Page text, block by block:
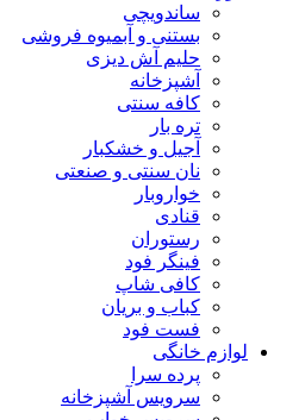
ساندویچی
بستنی و آبمیوه فروشی
حلیم آش دیزی
آشپزخانه
کافه سنتی
تره بار
آجیل و خشکبار
نان سنتی و صنعتی
خواروبار
قنادی
رستوران
فینگر فود
کافی شاپ
کباب و بریان
فست فود
لوازم خانگی
پرده سرا
سرویس آشپزخانه